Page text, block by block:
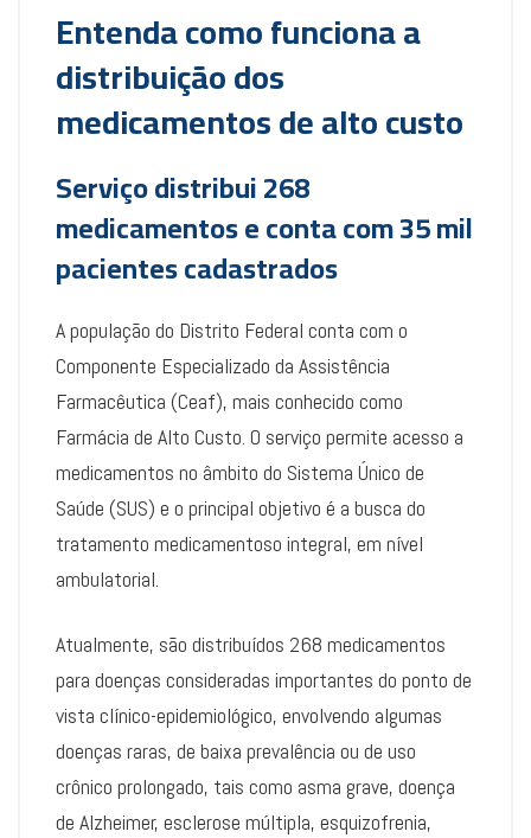
Entenda como funciona a
distribuição dos
medicamentos de alto custo
Serviço distribui 268
medicamentos e conta com 35 mil
pacientes cadastrados
A população do Distrito Federal conta com o
Componente Especializado da Assistência
Farmacêutica (Ceaf), mais conhecido como
Farmácia de Alto Custo. O serviço permite acesso a
medicamentos no âmbito do Sistema Único de
Saúde (SUS) e o principal objetivo é a busca do
tratamento medicamentoso integral, em nível
ambulatorial.
Atualmente, são distribuídos 268 medicamentos
para doenças consideradas importantes do ponto de
vista clínico-epidemiológico, envolvendo algumas
doenças raras, de baixa prevalência ou de uso
crônico prolongado, tais como asma grave, doença
de Alzheimer, esclerose múltipla, esquizofrenia,